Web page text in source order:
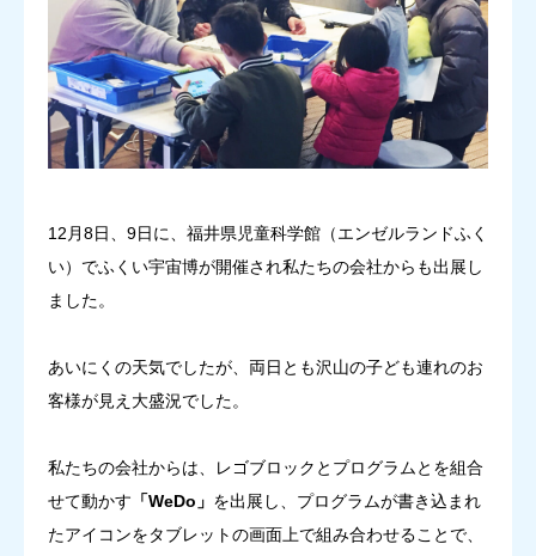
12月8日、9日に、福井県児童科学館（エンゼルランドふく
い）でふくい宇宙博が開催され私たちの会社からも出展し
ました。
あいにくの天気でしたが、両日とも沢山の子ども連れのお
客様が見え大盛況でした。
私たちの会社からは、レゴブロックとプログラムとを組合
せて動かす 「WeDo」 を出展し、プログラムが書き込まれ
たアイコンをタブレットの画面上で組み合わせることで、
導入事例
会社案内
BLOG
0779-87-2375